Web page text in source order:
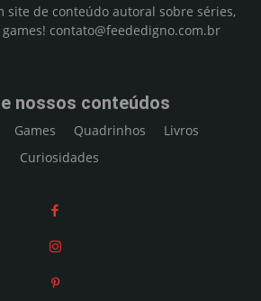
site de conteúdo autoral sobre séries,
contato@feededigno.com.br
nossos conteúdos
Games Quadrinhos
Livros
Curiosidades